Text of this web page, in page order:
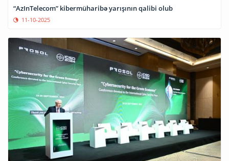
“AzInTelecom” kibermüharibə yarışının qalibi olub
11-10-2025